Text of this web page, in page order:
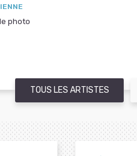
photo
TOUS LES ARTISTES